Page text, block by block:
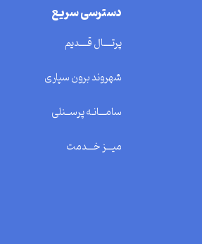
دسترسی سریع
پرتــــال قــــدیم
شهروند برون سپاری
سامـــانـه پرســنلی
میـــز خـــدمت